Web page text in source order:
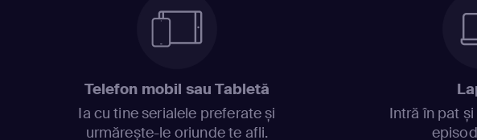
Telefon mobil sau Tabletă
Ia cu tine serialele preferate și
urmărește-le oriunde te afli.
Intră în pat